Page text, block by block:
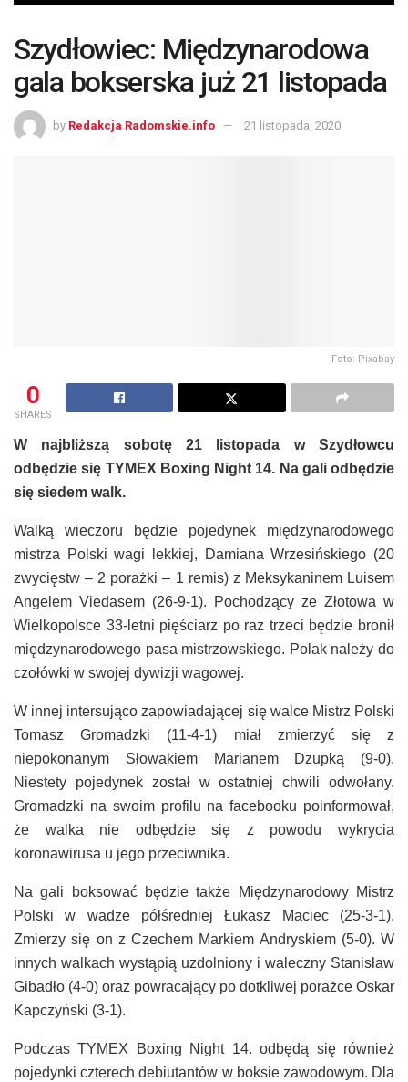
Szydłowiec: Międzynarodowa
gala bokserska już 21 listopada
by Redakcja Radomskie.info 21 listopada, 2020
Foto: Pixabay
0
SHARES
W najbliższą sobotę 21 listopada w Szydłowcu
odbędzie się TYMEX Boxing Night 14. Na gali odbędzie
się siedem walk.
Walką wieczoru będzie pojedynek międzynarodowego
mistrza Polski wagi lekkiej, Damiana Wrzesińskiego (20
zwycięstw – 2 porażki – 1 remis) z Meksykaninem Luisem
Angelem Viedasem (26-9-1). Pochodzący ze Złotowa w
Wielkopolsce 33-letni pięściarz po raz trzeci będzie bronił
międzynarodowego pasa mistrzowskiego. Polak należy do
czołówki w swojej dywizji wagowej.
W innej intersująco zapowiadającej się walce Mistrz Polski
Tomasz Gromadzki (11-4-1) miał zmierzyć się z
niepokonanym Słowakiem Marianem Dzupką (9-0).
Niestety pojedynek został w ostatniej chwili odwołany.
Gromadzki na swoim profilu na facebooku poinformował,
że walka nie odbędzie się z powodu wykrycia
koronawirusa u jego przeciwnika.
Na gali boksować będzie także Międzynarodowy Mistrz
Polski w wadze półśredniej Łukasz Maciec (25-3-1).
Zmierzy się on z Czechem Markiem Andryskiem (5-0). W
innych walkach wystąpią uzdolniony i waleczny Stanisław
Gibadło (4-0) oraz powracający po dotkliwej porażce Oskar
Kapczyński (3-1).
Podczas TYMEX Boxing Night 14. odbędą się również
pojedynki czterech debiutantów w boksie zawodowym. Dla